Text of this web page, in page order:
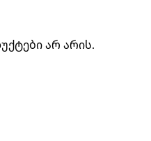
არ არის.